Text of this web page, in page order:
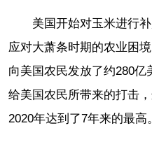
美国开始对玉米进行
应对大萧条时期的农业困
向美国农民发放了约280
给美国农民所带来的打击
2020年达到了7年来的最高。